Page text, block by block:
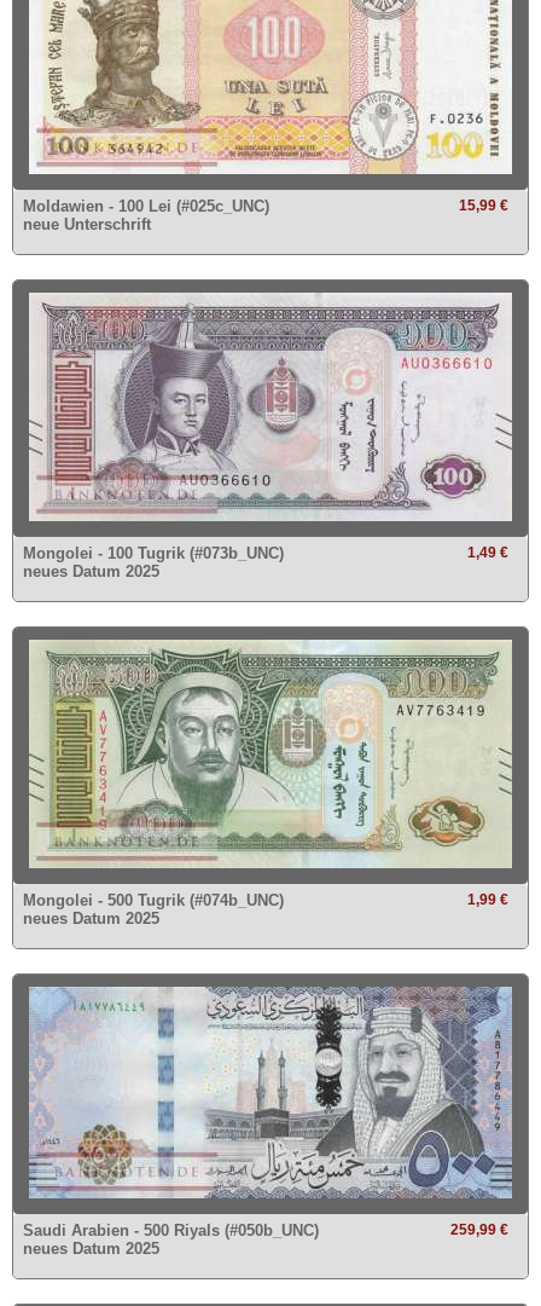
15,99 €
Moldawien - 100 Lei (#025c_UNC)
neue Unterschrift
1,49 €
Mongolei - 100 Tugrik (#073b_UNC)
neues Datum 2025
1,99 €
Mongolei - 500 Tugrik (#074b_UNC)
neues Datum 2025
259,99 €
Saudi Arabien - 500 Riyals (#050b_UNC)
neues Datum 2025